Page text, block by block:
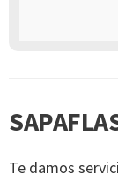
Te damos